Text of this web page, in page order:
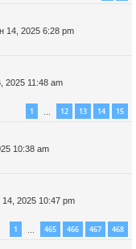
14, 2025 6:28 pm
2025 11:48 am
1 12 13 14 15
10:38 am
2025 10:47 pm
1 465 466 467 468